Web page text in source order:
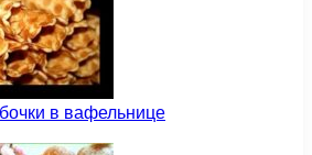
в вафельнице